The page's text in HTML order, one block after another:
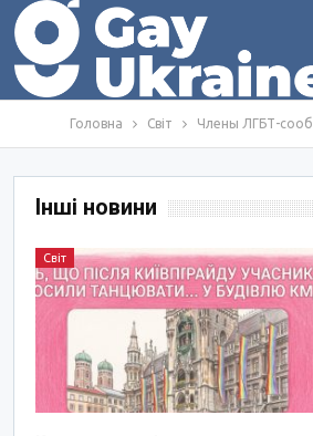
Головна Світ Члены ЛГБТ-
Інші новини
Світ